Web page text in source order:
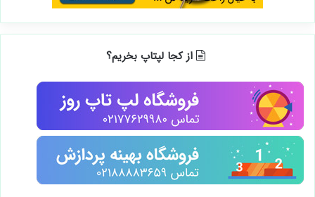
از کجا لپتاپ بخریم؟